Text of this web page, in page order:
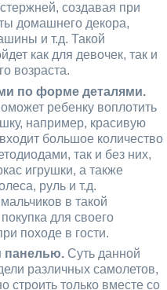
создавая при
домашнего декора,
и т.д. Такой
как для девочек, так и
возраста.
по форме деталями.
ребенку воплотить
например, красивую
большое количество
так и без них,
игрушки, а также
руль и т.д.
в такой
для своего
походе в гости.
панелью.Суть данной
различных самолетов,
строить только вместе со